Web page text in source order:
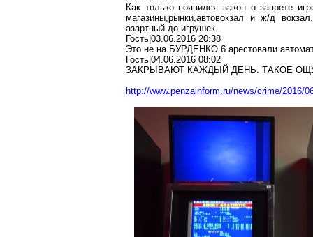
Как только появился закон о запрете
магазины,рынки,автовокзал и ж/д вокзал
азартный до игрушек.
Гость|03.06.2016 20:38
Это не на БУРДЕНКО 6 арестовали
Гость|04.06.2016 08:02
ЗАКРЫВАЮТ КАЖДЫЙ ДЕНЬ. ТАКОЕ
http://www.penzainform.ru/news/crime/2016/